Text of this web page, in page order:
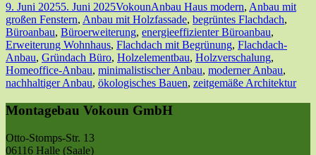
9. Juni 20255. Juni 2025VokounAnbau Haus modern, Anbau mit
großen Fenstern, Anbau mit Holzfassade, begrüntes Flachdach,
Büroanbau, Büroerweiterung, energieeffizienter Büroanbau,
Erweiterung Wohnhaus, Flachdach mit Begrünung, Flachdach-
Anbau, Gründach Büro, Holzelementbau, Holzverschalung,
Homeoffice-Anbau, minimalistischer Anbau, moderner Anbau,
nachhaltiger Anbau, ökologisches Bauen, zeitgemäße Architektur
Montagebau Vokoun GmbH
Otto-Stomps-Str. 13
06116 Halle (Saale)